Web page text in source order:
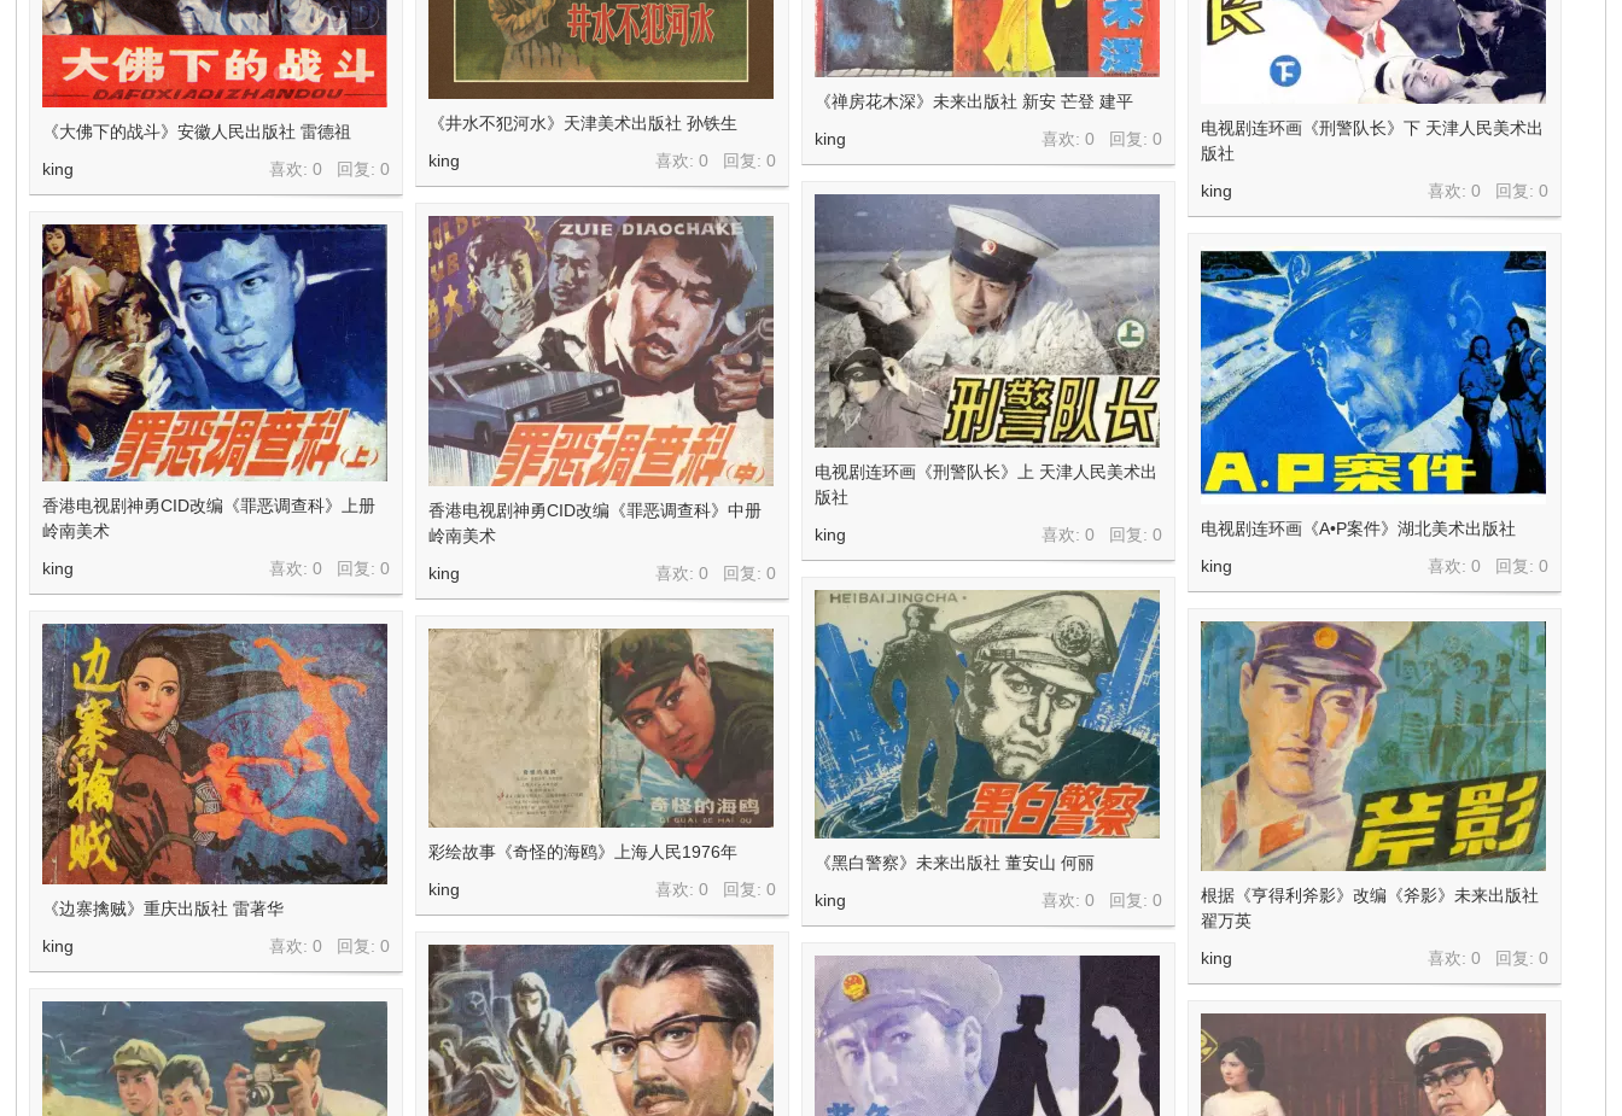
《大佛下的战斗》安徽人民出版社 雷德祖
喜欢: 0 回复:0
king
《井水不犯河水》天津美术出版社 孙铁生
喜欢: 0 回复:0
king
《禅房花木深》未来出版社 新安 芒登 建平
喜欢: 0 回复:0
king
电视剧连环画《刑警队长》下 天津人民美术出
版社
喜欢: 0 回复:0
king
电视剧连环画《刑警队长》上 天津人民美术出
版社
喜欢: 0 回复:0
king
香港电视剧神勇CID改编《罪恶调查科》中册
岭南美术
喜欢: 0 回复:0
king
香港电视剧神勇CID改编《罪恶调查科》上册
岭南美术
喜欢: 0 回复:0
king
电视剧连环画《A•P案件》湖北美术出版社
喜欢: 0 回复:0
king
《黑白警察》未来出版社 董安山 何丽
喜欢: 0 回复:0
king
根据《亨得利斧影》改编《斧影》未来出版社
翟万英
喜欢: 0 回复:0
king
《边寨擒贼》重庆出版社 雷著华
喜欢: 0 回复:0
king
彩绘故事《奇怪的海鸥》上海人民1976年
喜欢: 0 回复:0
king